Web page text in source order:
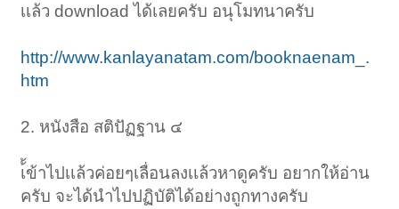
เเล้ว download ได้เลยครับ อนุโมทนาครับ
http://www.kanlayanatam.com/booknaenam_.
htm
2. หนังสือ สติปัฏฐาน ๔
เ้้ข้าไปเเล้วค่อยๆเลื่อนลงเเล้วหาดูครับ อยากให้อ่าน
ครับ จะได้นําไปปฏิบัติได้อย่างถูกทางครับ